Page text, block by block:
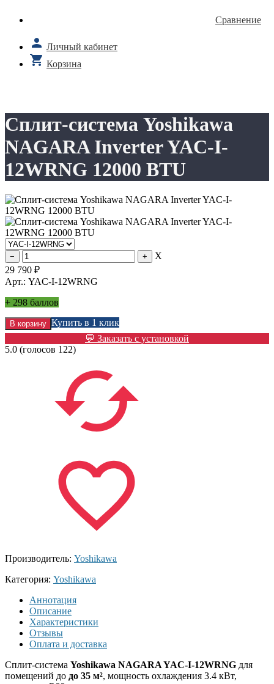
Сравнение
Личный кабинет
Корзина
Сплит-система Yoshikawa
NAGARA Inverter YAC-I-
12WRNG 12000 BTU
X
29 790 ₽
Арт.: YAC-I-12WRNG
+ 298 баллов
Купить в 1 клик
💬 Заказать с установкой
5.0 (голосов 122)
Производитель: Yoshikawa
Категория: Yoshikawa
Аннотация
Описание
Характеристики
Отзывы
Оплата и доставка
Сплит-система Yoshikawa NAGARA YAC-I-12WRNG для
помещений до до 35 м², мощность охлаждения 3.4 кВт,